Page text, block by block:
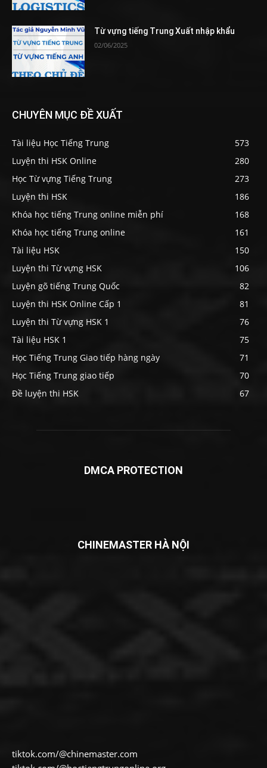
Từ vựng tiếng Trung Xuất nhập khẩu
02/06/2025
CHUYÊN MỤC ĐỀ XUẤT
Tài liệu Học Tiếng Trung
573
Luyện thi HSK Online
280
Học Từ vựng Tiếng Trung
273
Luyện thi HSK
186
Khóa học tiếng Trung online miễn phí
168
Khóa học tiếng Trung online
161
Tài liệu HSK
150
Luyện thi Từ vựng HSK
106
Luyện gõ tiếng Trung Quốc
82
Luyện thi HSK Online Cấp 1
81
Luyện thi Từ vựng HSK 1
76
Tài liệu HSK 1
75
Học Tiếng Trung Giao tiếp hàng ngày
71
Học Tiếng Trung giao tiếp
70
Đề luyện thi HSK
67
DMCA PROTECTION
CHINEMASTER HÀ NỘI
tiktok.com/@chinemaster.com